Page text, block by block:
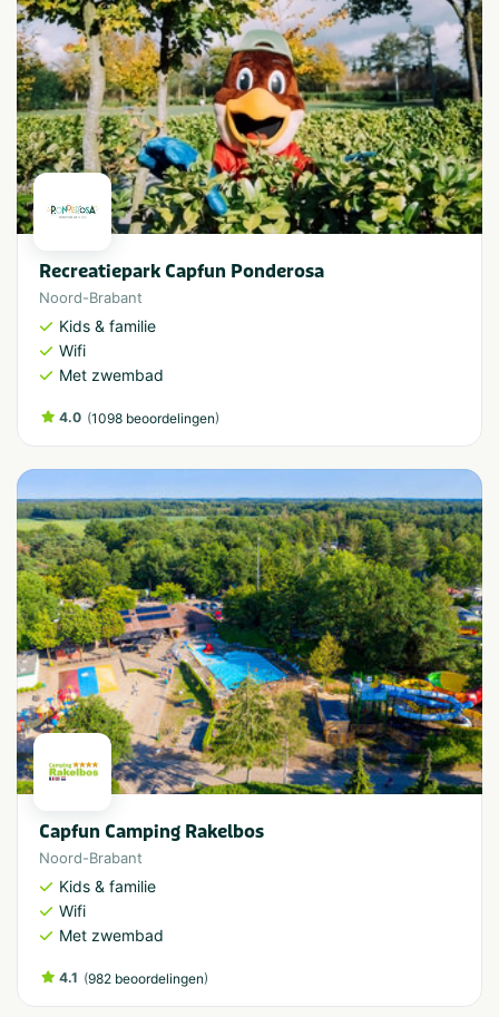
Recreatiepark Capfun Ponderosa
Noord-Brabant
Kids & familie
Wifi
Met zwembad
4.0 (1098 beoordelingen)
Capfun Camping Rakelbos
Noord-Brabant
Kids & familie
Wifi
Met zwembad
4.1 (982 beoordelingen)